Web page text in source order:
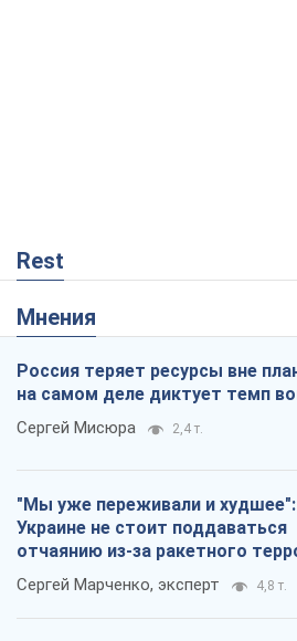
Rest
Мнения
Россия теряет ресурсы вне
на самом деле диктует темп
Сергей Мисюра 2,4 т.
"Мы уже переживали и худшее":
Украине не стоит поддаваться
отчаянию из-за ракетного
Сергей Марченко, эксперт 4,8 т.